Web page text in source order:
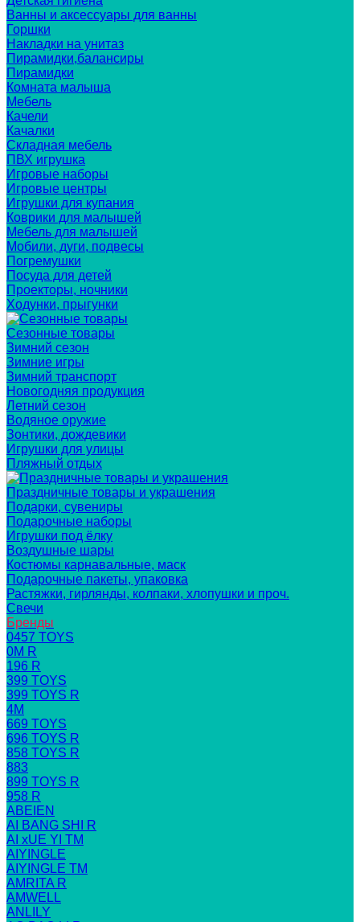
Ванны и аксессуары для ванны
Горшки
Накладки на унитаз
Пирамидки,балансиры
Пирамидки
Комната малыша
Мебель
Качели
Качалки
Складная мебель
ПВХ игрушка
Игровые наборы
Игровые центры
Игрушки для купания
Коврики для малышей
Мебель для малышей
Мобили, дуги, подвесы
Погремушки
Посуда для детей
Проекторы, ночники
Ходунки, прыгунки
Сезонные товары
Зимний сезон
Зимние игры
Зимний транспорт
Новогодняя продукция
Летний сезон
Водяное оружие
Зонтики, дождевики
Игрушки для улицы
Пляжный отдых
Праздничные товары и украшения
Подарки, сувениры
Подарочные наборы
Игрушки под ёлку
Воздушные шары
Костюмы карнавальные, маск
Подарочные пакеты, упаковка
Растяжки, гирлянды, колпаки, хлопушки и проч.
Свечи
Бренды
0457 TOYS
0M R
196 R
399 TOYS
399 TOYS R
4M
669 TOYS
696 TOYS R
858 TOYS R
883
899 TOYS R
958 R
ABEIEN
AI BANG SHI R
AI xUE YI TM
AIYINGLE
AIYINGLE TM
AMRITA R
AMWELL
ANLILY